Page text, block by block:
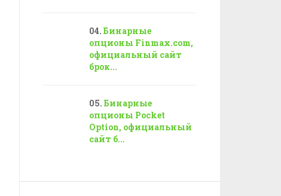
Бинарные
опционы Finmax.com,
официальный сайт
брок...
Бинарные
опционы Pocket
Option, официальный
сайт б...